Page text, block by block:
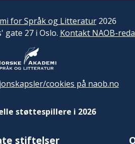
for Språk og Litteratur2026
gate 27 i Oslo. Kontakt NAOB-
cookies på naob.no
støttespillere i 2026
stiftelser